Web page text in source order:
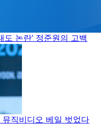
도 논란’ 정준원의 고백
직비디오 베일 벗었다